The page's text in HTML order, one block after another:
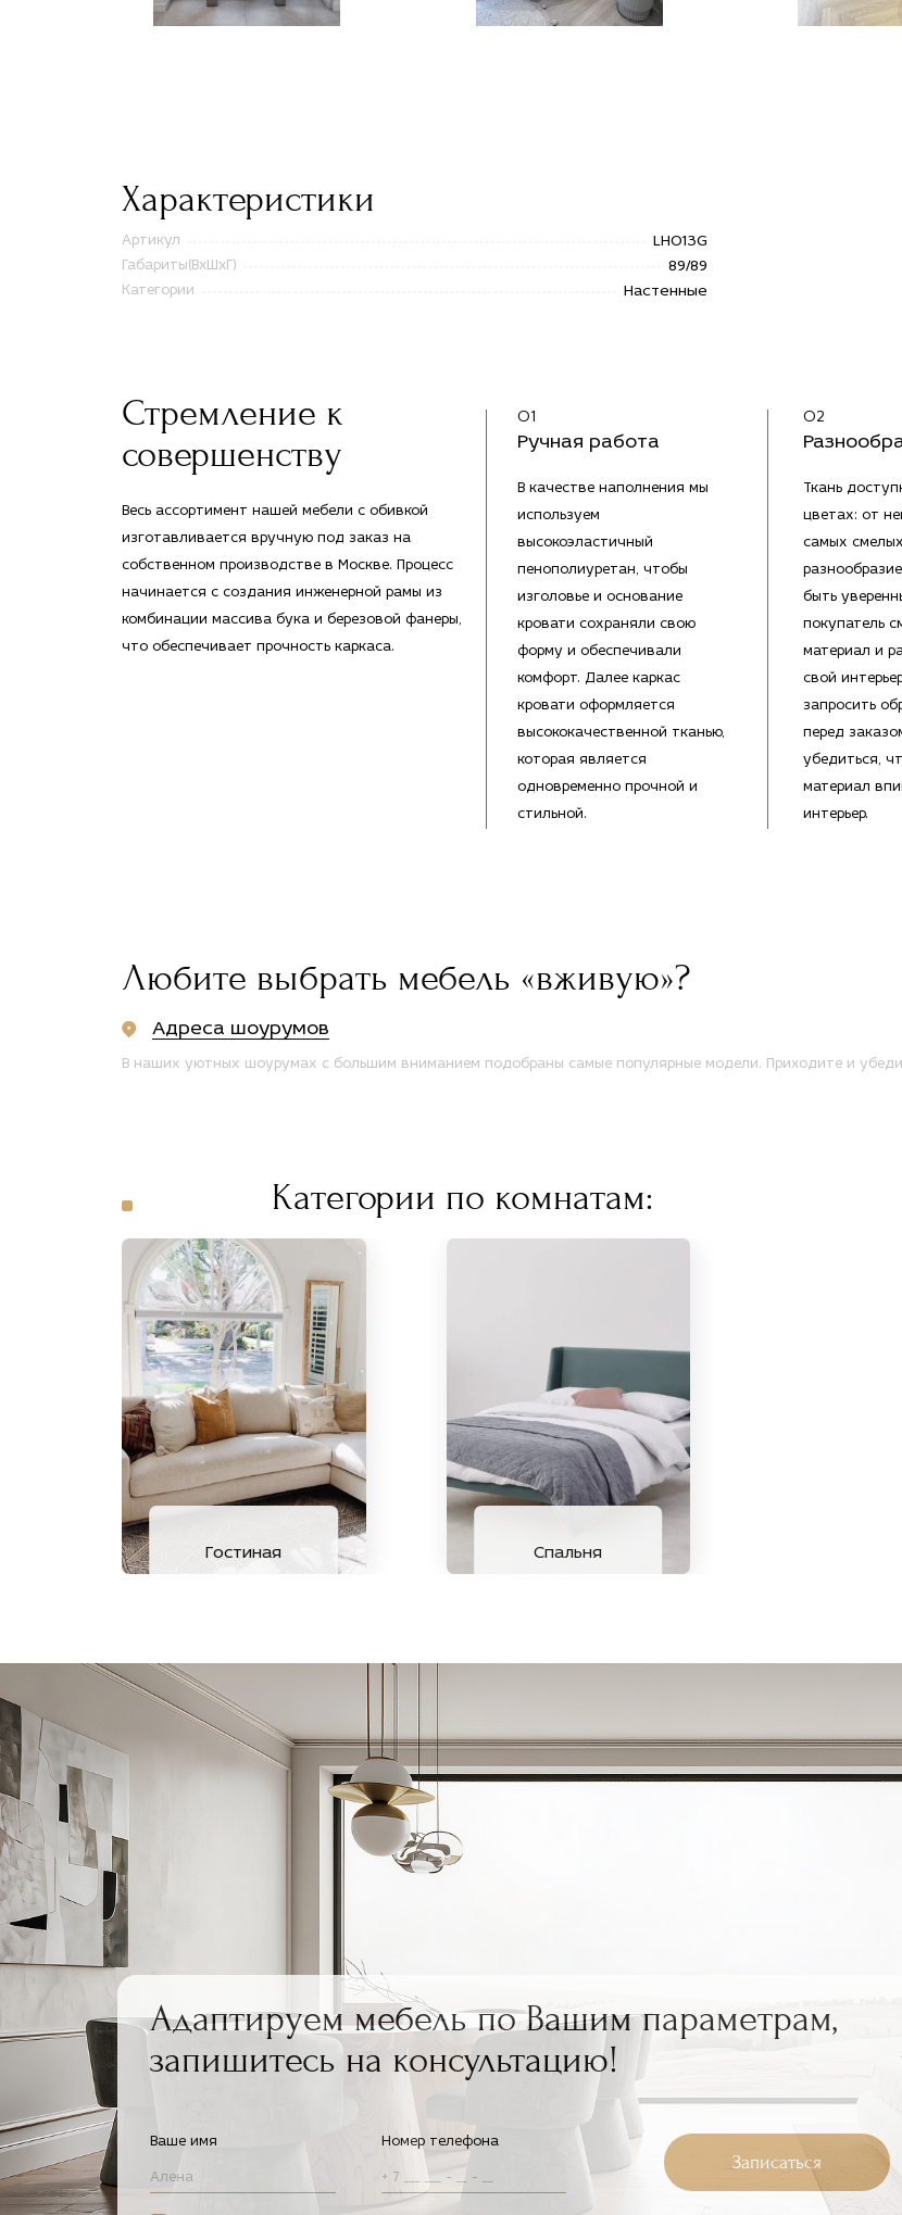
Характеристики
Артикул LH013G
Габариты(ВxШxГ) 89/89
Категории Настенные
Стремление к
совершенству
Весь ассортимент нашей мебели с обивкой
изготавливается вручную под заказ на
собственном производстве в Москве. Процесс
начинается с создания инженерной рамы из
комбинации массива бука и березовой фанеры,
что обеспечивает прочность каркаса.
01
Ручная работа
В качестве наполнения мы
используем
высокоэластичный
пенополиуретан, чтобы
изголовье и основание
кровати сохраняли свою
форму и обеспечивали
комфорт. Далее каркас
кровати оформляется
высококачественной тканью,
которая является
одновременно прочной и
стильной.
02
Ткань
цветах: от
самых
быть
покупатель
материал и
свой
запросить
перед
убедиться,
материал
интерьер.
Любите выбрать мебель «вживую»?
Адреса шоурумов
В наших уютных шоурумах с большим вниманием подобраны самые популярные модели. Приходите и
Категории по комнатам:
Гостиная Спальня
Адаптируем мебель по Вашим параметрам,
запишитесь на консультацию!
Ваше имя Номер телефона
Записаться